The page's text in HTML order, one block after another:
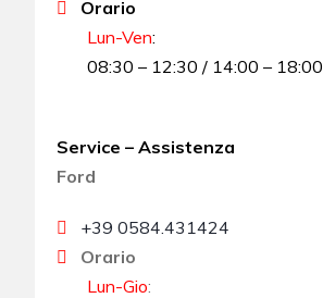
Orario
Lun-Ven:
08:30 – 12:30 / 14:00 – 18:00
Service – Assistenza
Ford
+39 0584.431424
Orario
Lun-Gio: